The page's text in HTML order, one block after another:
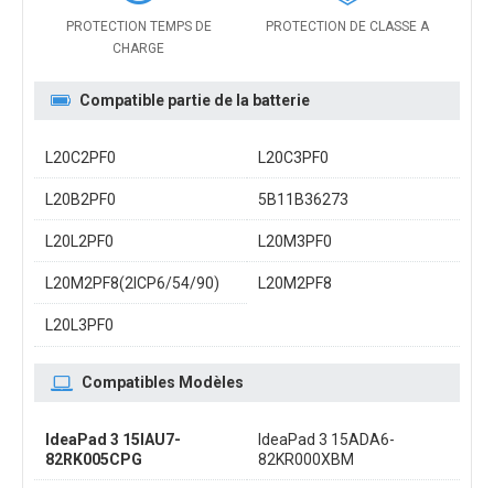
PROTECTION TEMPS DE
CHARGE
PROTECTION DE CLASSE A
Compatible partie de la batterie
L20C2PF0 L20C3PF0
L20B2PF0 5B11B36273
L20L2PF0 L20M3PF0
L20M2PF8(2ICP6/54/90) L20M2PF8
L20L3PF0
Compatibles Modèles
IdeaPad 3 15IAU7-
82RK005CPG
IdeaPad 3 15ADA6-
82KR000XBM